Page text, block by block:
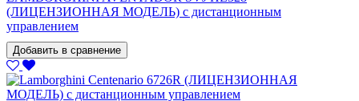
(ЛИЦЕНЗИОННАЯ МОДЕЛЬ) с дистанционным
управлением
Добавить в сравнение